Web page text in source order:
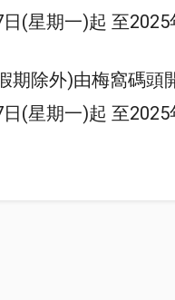
(星期一)起 至
期除外)由梅窩碼頭
(星期一)起 至